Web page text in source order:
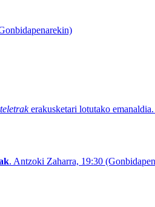
erakusketari lotutako
. Antzoki Zaharra, 19:30